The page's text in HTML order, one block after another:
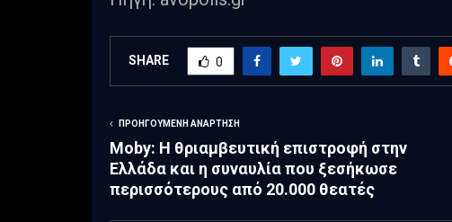
SHARE 0
ΠΡΟΗΓΟΎΜΕΝΗ ΑΝΆΡΤΗΣΗ
Moby: Η θριαμβευτική επιστροφή στην
Ελλάδα και η συναυλία που ξεσήκωσε
περισσότερους από 20.000 θεατές